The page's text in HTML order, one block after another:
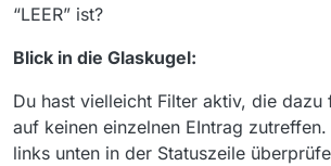
“LEER” ist?
Blick in die Glaskugel:
Du hast vielleicht Filter aktiv, die dazu
auf keinen einzelnen EIntrag
links unten in der Statuszeile